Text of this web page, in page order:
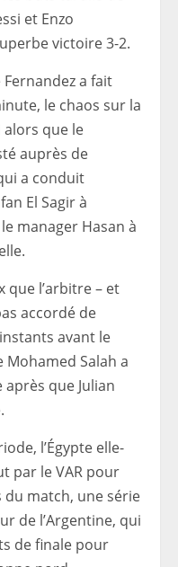
et Enzo
victoire 3-2.
a fait
le chaos sur la
alors que le
auprès de
a conduit
El Sagir à
manager Hasan à
que l’arbitre – et
accordé de
avant le
Salah a
que Julian
l’Égypte elle-
par le VAR pour
du match, une série
de l’Argentine, qui
de finale pour